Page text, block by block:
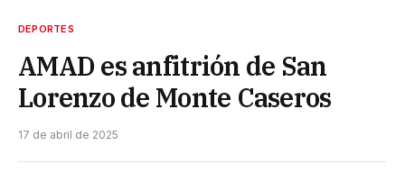
DEPORTES
AMAD es anfitrión de San
Lorenzo de Monte Caseros
17 de abril de 2025